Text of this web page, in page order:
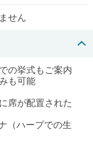
せん
の挙式もご案内
も可能
席が配置された
（ハープでの生